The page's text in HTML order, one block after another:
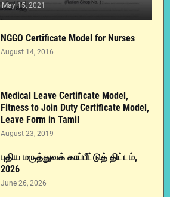
May 15, 2021
NGGO Certificate Model for Nurses
August 14, 2016
Medical Leave Certificate Model,
Fitness to Join Duty Certificate Model,
Leave Form in Tamil
August 23, 2019
புதிய மருத்துவக் காப்பீட்டுத் திட்டம்,
2026
June 26, 2026